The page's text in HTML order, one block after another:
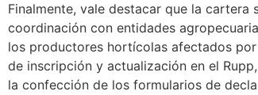
Finalmente, vale destacar que la cartera
coordinación con entidades
los productores hortícolas afectados
de inscripción y actualización en el
la confección de los formularios de